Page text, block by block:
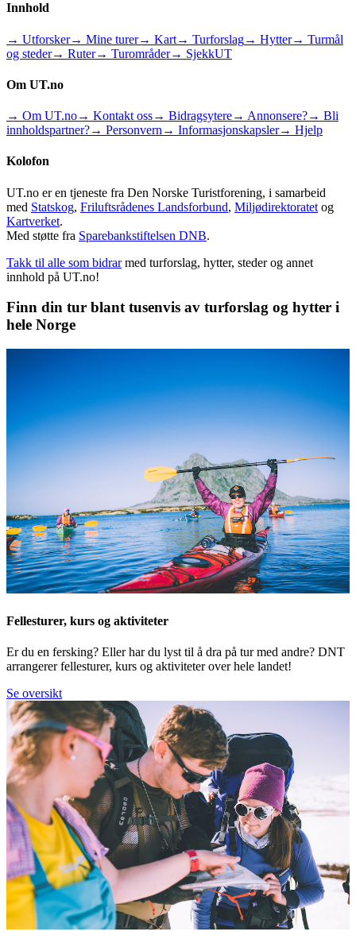
Innhold
→ Utforsker→ Mine turer→ Kart→ Turforslag→ Hytter→ Turmål
og steder→ Ruter→ Turområder→ SjekkUT
Om UT.no
→ Om UT.no→ Kontakt oss→ Bidragsytere→ Annonsere?→ Bli
innholdspartner?→ Personvern → Informasjonskapsler→ Hjelp
Kolofon
UT.no er en tjeneste fra Den Norske Turistforening, i samarbeid
med Statskog, Friluftsrådenes Landsforbund, Miljødirektoratet og
Kartverket.
Med støtte fra Sparebankstiftelsen DNB.
Takk til alle som bidrar med turforslag, hytter, steder og annet
innhold på UT.no!
Finn din tur blant tusenvis av turforslag og hytter i
hele Norge
Fellesturer, kurs og aktiviteter
Er du en fersking? Eller har du lyst til å dra på tur med andre? DNT
arrangerer fellesturer, kurs og aktiviteter over hele landet!
Se oversikt